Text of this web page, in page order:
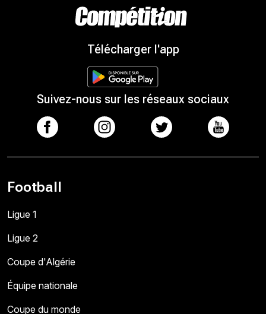
Télécharger l'app
Suivez-nous sur les réseaux sociaux
Football
Ligue 1
Ligue 2
Coupe d'Algérie
Équipe nationale
Coupe du monde